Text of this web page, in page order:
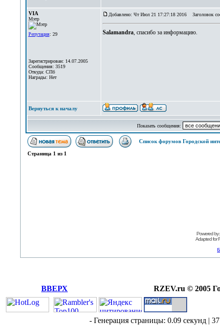
VIA
Мэтр
Репутация: 29
Зарегистрирован: 14.07.2005
Сообщения: 3519
Откуда: СПб
Награды: Нет
Добавлено: Чт Июл 21 17:27:18 2016 Заголовок
Salamandra, спасибо за информацию.
Вернуться к началу
Показать сообщения:
Список форумов Городской
Страница 1 из 1
Powered by
Adapted for
ВВЕРХ RZEV.ru © 2005
- Генерация страницы: 0.09 секунд |